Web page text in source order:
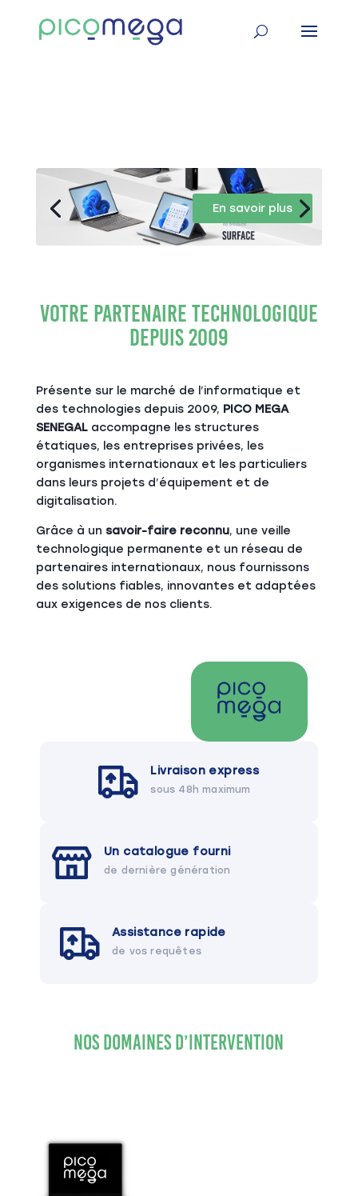
En savoir plus
Votre partenaire technologique
depuis 2009
Présente sur le marché de l’informatique et
des technologies depuis 2009, PICO MEGA
SENEGALaccompagne les structures
étatiques, les entreprises privées, les
organismes internationaux et les particuliers
dans leurs projets d’équipement et de
digitalisation.
Grâce à un savoir-faire reconnu, une veille
technologique permanente et un réseau de
partenaires internationaux, nous fournissons
des solutions fiables, innovantes et adaptées
aux exigences de nos clients.
Livraison express
sous 48h maximum
Un catalogue fourni
de dernière génération
Assistance rapide
de vos requêtes
Nos Domaines d’Intervention